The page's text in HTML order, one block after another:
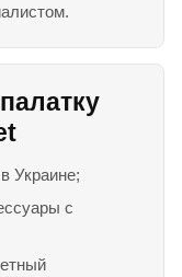
Украине;
с